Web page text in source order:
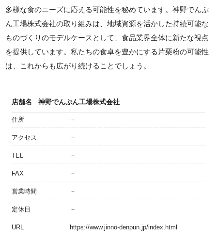
多様な食のニーズに応える可能性を秘めています。神野でんぷ
ん工場株式会社の取り組みは、地域資源を活かした持続可能な
ものづくりのモデルケースとして、食品業界全体に新たな視点
を提供しています。私たちの食卓を豊かにする片栗粉の可能性
は、これからも広がり続けることでしょう。
店舗名 神野でんぷん工場株式会社
住所 －
アクセス －
TEL －
FAX －
営業時間 －
定休日 －
URL https://www.jinno-denpun.jp/index.html